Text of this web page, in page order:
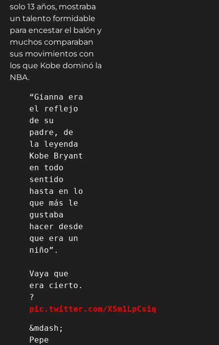
solo 13 años, mostraba
un talento formidable
para encestar el balón y
muchos comparaban
sus movimientos con
los que Kobe dominó la
NBA.
“Gianna era
el reflejo
de su
padre, de
la leyenda
Kobe Bryant
en todo
sentido
hasta en lo
que más le
gustaba
hacer desde
que era un
niño”.
Vaya que
era cierto.
pic.twitter.com/XSm1LpCsiq
&mdash;
Pepe